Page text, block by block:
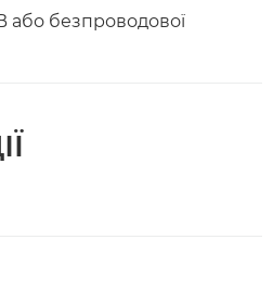
або безпроводової